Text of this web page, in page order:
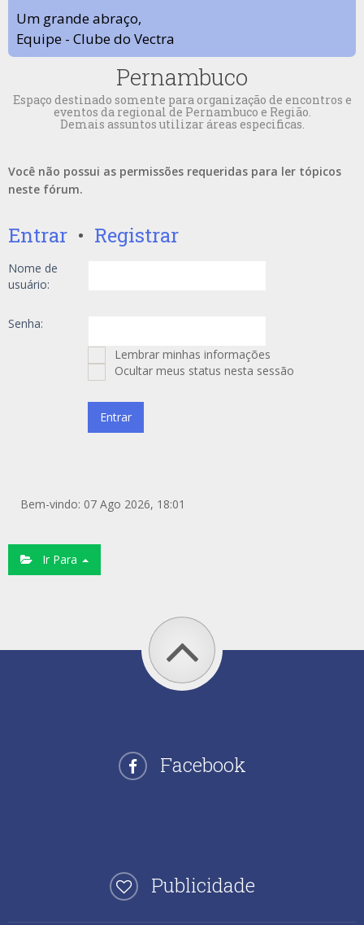
Um grande abraço,
Equipe - Clube do Vectra
Pernambuco
Espaço destinado somente para organização de encontros e
eventos da regional de Pernambuco e Região.
Demais assuntos utilizar áreas especificas.
Você não possui as permissões requeridas para ler tópicos
neste fórum.
Entrar • Registrar
Nome de
usuário:
Senha:
Lembrar minhas informações
Ocultar meus status nesta sessão
Bem-vindo: 07 Ago 2026, 18:01
Ir Para
Facebook
Publicidade